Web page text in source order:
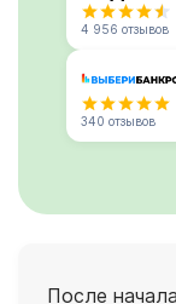
4 956 отзывов
340 отзывов
После